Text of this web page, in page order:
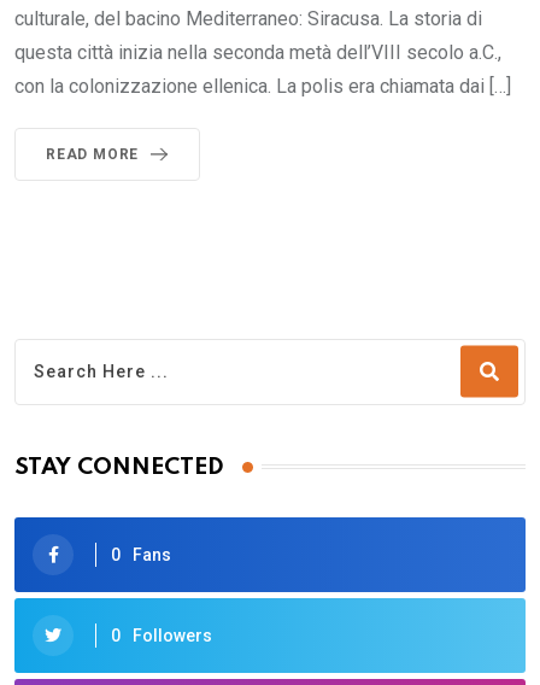
culturale, del bacino Mediterraneo: Siracusa. La storia di
questa città inizia nella seconda metà dell’VIII secolo a.C.,
con la colonizzazione ellenica. La polis era chiamata dai […]
READ MORE
STAY CONNECTED
0 Fans
0 Followers